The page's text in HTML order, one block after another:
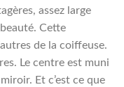
assez large
Cette
de la coiffeuse.
Le centre est muni
Et c’est ce que